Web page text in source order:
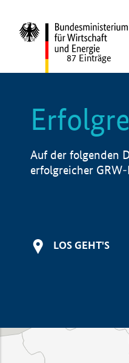
87 Einträge
Auf der folgenden
erfolgreicher
LOS GEHT'S